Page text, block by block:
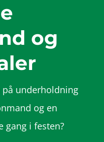
og
på underholdning
og en
i festen?